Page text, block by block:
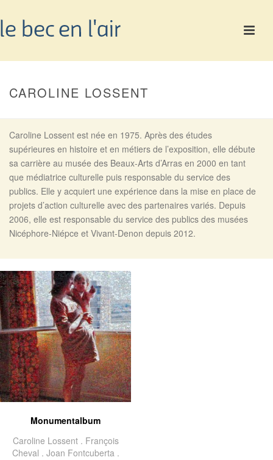
CAROLINE LOSSENT
Caroline Lossent est née en 1975. Après des études
supérieures en histoire et en métiers de l’exposition, elle débute
sa carrière au musée des Beaux-Arts d’Arras en 2000 en tant
que médiatrice culturelle puis responsable du service des
publics. Elle y acquiert une expérience dans la mise en place de
projets d’action culturelle avec des partenaires variés. Depuis
2006, elle est responsable du service des publics des musées
Nicéphore-Niépce et Vivant-Denon depuis 2012.
Monumentalbum
Caroline Lossent . François
Cheval . Joan Fontcuberta .